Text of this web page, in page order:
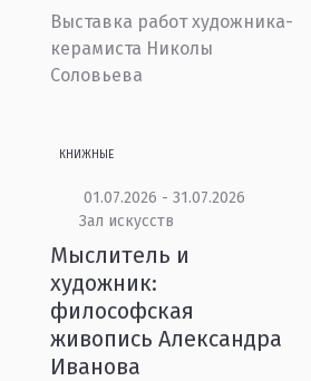
Выставка работ художника-
керамиста Николы
Соловьева
КНИЖНЫЕ
01.07.2026 - 31.07.2026
Зал искусств
Мыслитель и
художник:
философская
живопись Александра
Иванова